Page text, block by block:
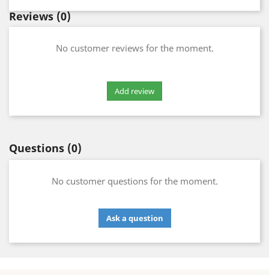
Reviews(0)
No customer reviews for the moment.
Questions (0)
No customer questions for the moment.
Ask a question